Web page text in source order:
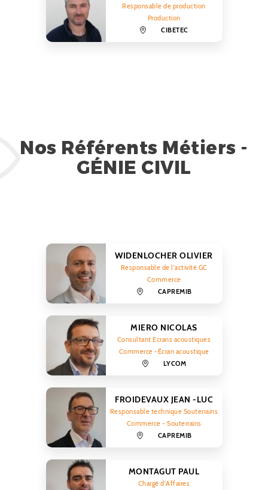
Responsable de production
Production
CIBETEC
Nos Référents Métiers -
GÉNIE CIVIL
WIDENLOCHER OLIVIER
Responsable de l'activité GC
Commerce
CAPREMIB
MIERO NICOLAS
Consultant Ecrans acoustiques
Commerce -Écran acoustique
LYCOM
FROIDEVAUX JEAN -LUC
Responsable technique Souterrains
Commerce - Souterrains
CAPREMIB
MONTAGUT PAUL
Chargé d'Affaires